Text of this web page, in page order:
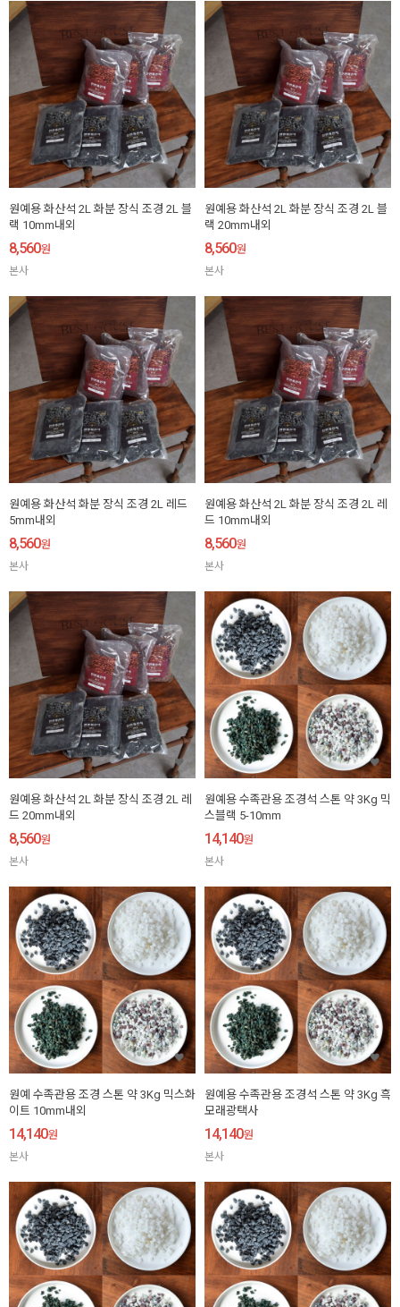
원예용 화산석 2L 화분 장식 조경 2L 블
랙 10mm내외
8,560원
본사
원예용 화산석 2L 화분 장식 조경 2L 블
랙 20mm내외
8,560원
본사
원예용 화산석 화분 장식 조경 2L 레드
5mm내외
8,560원
본사
원예용 화산석 2L 화분 장식 조경 2L 레
드 10mm내외
8,560원
본사
원예용 화산석 2L 화분 장식 조경 2L 레
드 20mm내외
8,560원
본사
원예용 수족관용 조경석 스톤 약 3Kg 믹
스블랙 5-10mm
14,140원
본사
원예 수족관용 조경 스톤 약 3Kg 믹스화
이트 10mm내외
14,140원
본사
원예용 수족관용 조경석 스톤 약 3Kg 흑
모래광택사
14,140원
본사